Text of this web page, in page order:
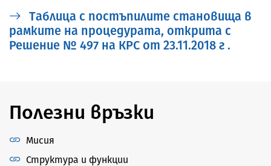
Tаблица с постъпилите становища в
рамките на процедурата, открита с
Решение № 497 на КРС от 23.11.2018 г .
Полезни връзки
Мисия
Структура и функции